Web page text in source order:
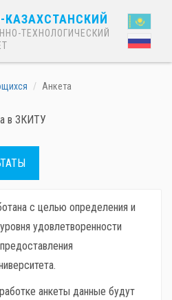
ТЕХНОЛОГИЧЕСКИЙ
Анкета
в ЗКИТУ
с целью определения и
удовлетворенности
анкеты данные будут